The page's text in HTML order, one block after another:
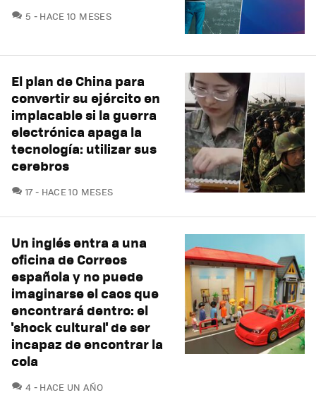
5 COMENTARIOS
HACE 10 MESES
El plan de China para
convertir su ejército en
implacable si la guerra
electrónica apaga la
tecnología: utilizar sus
cerebros
17COMENTARIOS
HACE 10 MESES
Un inglés entra a una
oficina de Correos
española y no puede
imaginarse el caos que
encontrará dentro: el
'shock cultural' de ser
incapaz de encontrar la
cola
4 COMENTARIOS
HACE UN AÑO